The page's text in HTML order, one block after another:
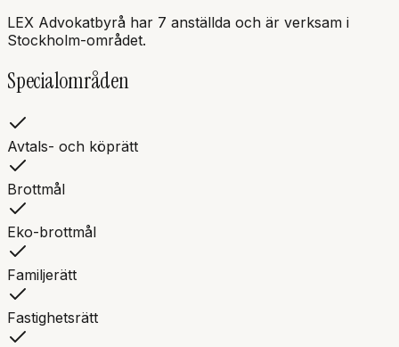
LEX Advokatbyrå har 7 anställda och är verksam i
Stockholm-området.
Specialområden
Avtals- och köprätt
Brottmål
Eko-brottmål
Familjerätt
Fastighetsrätt